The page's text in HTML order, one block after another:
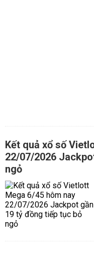
Kết quả xổ số
22/07/2026
ngỏ